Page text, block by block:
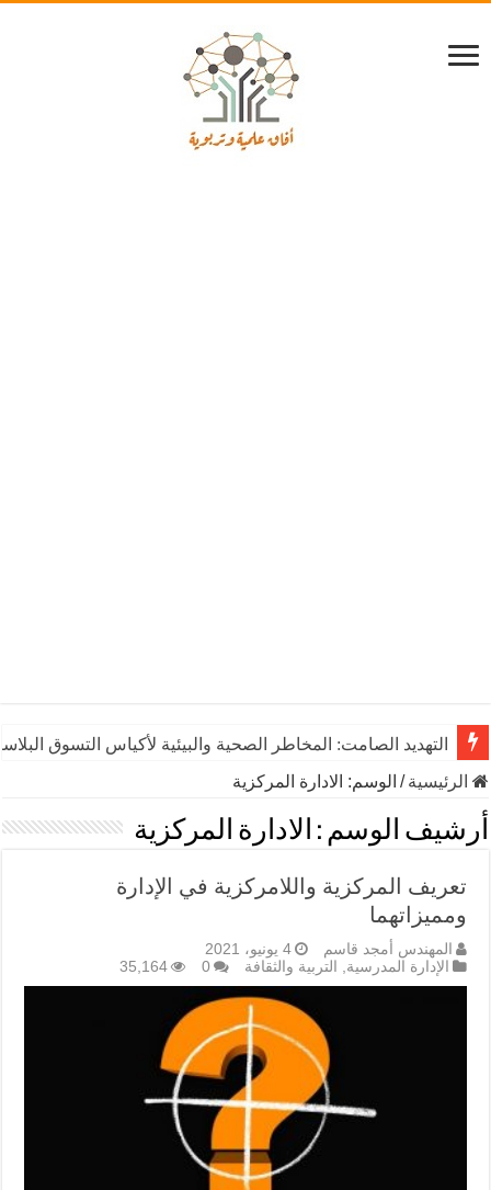
التهديد الصامت: المخاطر الصحية والبيئية لأكياس التسوق
الرئيسية/ الوسم: الادارة المركزية
أرشيف الوسم : الادارة المركزية
تعريف المركزية واللامركزية في الإدارة
ومميزاتهما
المهندس أمجد قاسم
4 يونيو، 2021
الإدارة المدرسية, التربية والثقافة 0
35,164